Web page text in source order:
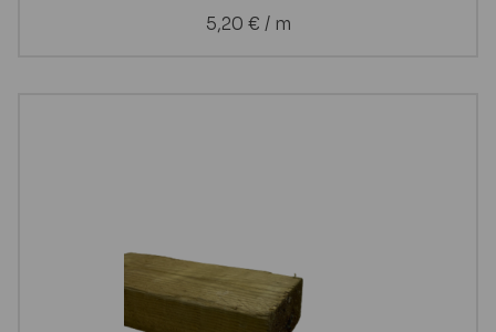
5,20 € / m